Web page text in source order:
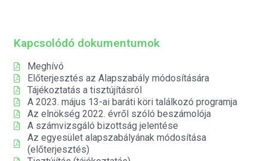
Kapcsolódó dokumentumok
Meghívó
Előterjesztés az Alapszabály módosítására
Tájékoztatás a tisztújításról
A 2023. május 13-ai baráti köri találkozó programja
Az elnökség 2022. évről szóló beszámolója
A számvizsgáló bizottság jelentése
Az egyesület alapszabályának módosítása
(előterjesztés)